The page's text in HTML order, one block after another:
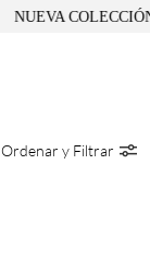
NUEVA
Ordenar y Filtrar